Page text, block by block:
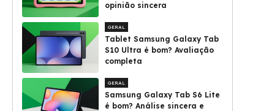
opinião sincera
GERAL
Tablet Samsung Galaxy Tab
S10 Ultra é bom? Avaliação
completa
GERAL
Samsung Galaxy Tab S6 Lite
é bom? Análise sincera e